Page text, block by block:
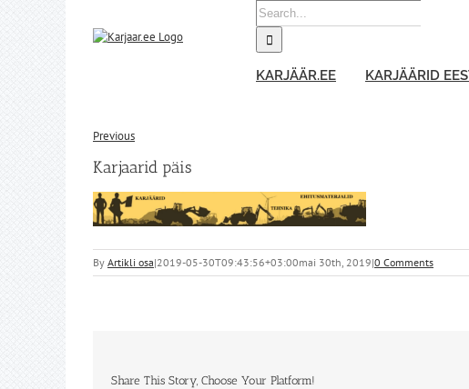
Search
for:
KARJÄÄR.EE KARJÄÄRID
Previous
Karjaarid päis
By Artikli osa|2019-05-30T09:43:56+03:00mai 30th, 2019|0 Comments
Share This Story, Choose Your Platform!